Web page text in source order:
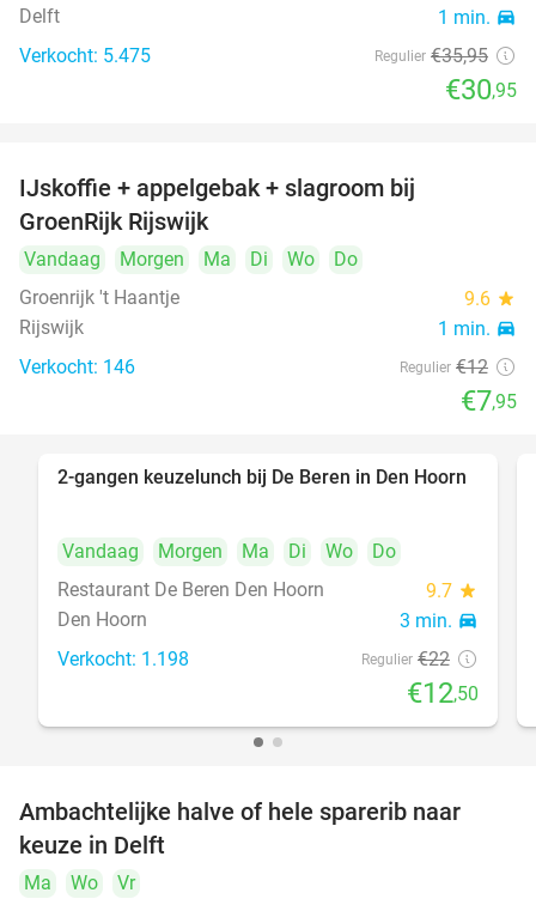
Delft 1 min. directions_car
Verkocht: 5.475 Regulier €35,95
€30,95
IJskoffie + appelgebak + slagroom bij
GroenRijk Rijswijk
Vandaag Morgen Ma Di Wo
Do
Groenrijk 't Haantje
9.6 star
Rijswijk 1 min. directions_car
Verkocht: 146 Regulier €12
€7,95
43%
2-gangen keuzelunch bij De Beren in Den Hoorn
Vandaag Morgen Ma Di Wo
Do
Restaurant De Beren Den Hoorn
9.7 star
Den Hoorn 3 min. directions_car
Verkocht: 1.198 Regulier €22
€12,50
Ambachtelijke halve of hele sparerib naar
keuze in Delft
Ma Wo
Vr